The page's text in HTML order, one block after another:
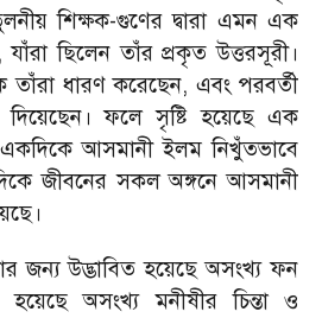
শিক্ষক-গুণের দ্বারা এমন এক
ছিলেন তাঁর প্রকৃত উত্তরসূরী।
ধারণ করেছেন, এবং পরবর্তী
দিয়েছেন। ফলে সৃষ্টি হয়েছে এক
একদিকে আসমানী ইলম নিখুঁতভাবে
জীবনের সকল অঙ্গনে আসমানী
জন্য উদ্ভাবিত হয়েছে অসংখ্য ফন
হয়েছে অসংখ্য মনীষীর চিন্তা ও